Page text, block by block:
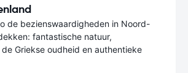
de bezienswaardigheden in Noord-
fantastische natuur,
Griekse oudheid en authentieke